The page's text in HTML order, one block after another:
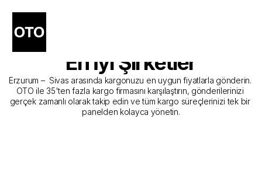
Erzurum - Sivas Kargo
Gönderim Hizmeti Sunan
En İyi Şirketler
Erzurum –  Sivas arasında kargonuzu en uygun fiyatlarla gönderin.
OTO ile 35'ten fazla kargo firmasını karşılaştırın, gönderilerinizi
gerçek zamanlı olarak takip edin ve tüm kargo süreçlerinizi tek bir
panelden kolayca yönetin.